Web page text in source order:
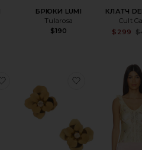
БРЮКИ LUMI
Tularosa
$190
КЛАТЧ
Cult
$299
избранноеМИНИ ПЛАТЬЕ